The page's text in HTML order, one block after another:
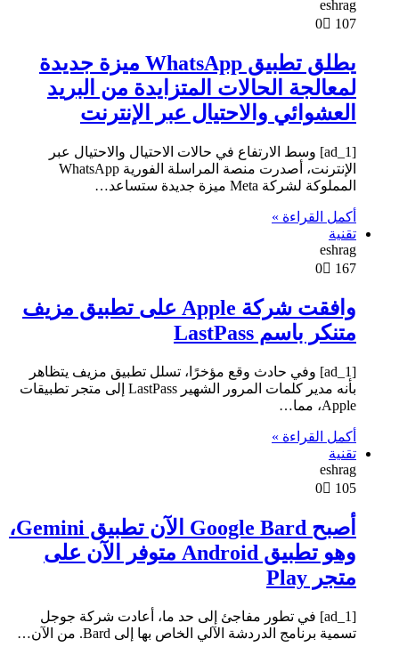
eshrag
0
107
يطلق تطبيق WhatsApp ميزة جديدة
لمعالجة الحالات المتزايدة من البريد
العشوائي والاحتيال عبر الإنترنت
[ad_1] وسط الارتفاع في حالات الاحتيال والاحتيال عبر
الإنترنت، أصدرت منصة المراسلة الفورية WhatsApp
المملوكة لشركة Meta ميزة جديدة ستساعد…
أكمل القراءة »
تقنية
eshrag
0
167
وافقت شركة Apple على تطبيق مزيف
متنكر باسم LastPass
[ad_1] وفي حادث وقع مؤخرًا، تسلل تطبيق مزيف يتظاهر
بأنه مدير كلمات المرور الشهير LastPass إلى متجر تطبيقات
Apple، مما…
أكمل القراءة »
تقنية
eshrag
0
105
أصبح Google Bard الآن تطبيق Gemini،
وهو تطبيق Android متوفر الآن على
متجر Play
[ad_1] في تطور مفاجئ إلى حد ما، أعادت شركة جوجل
تسمية برنامج الدردشة الآلي الخاص بها إلى Bard. من الآن…